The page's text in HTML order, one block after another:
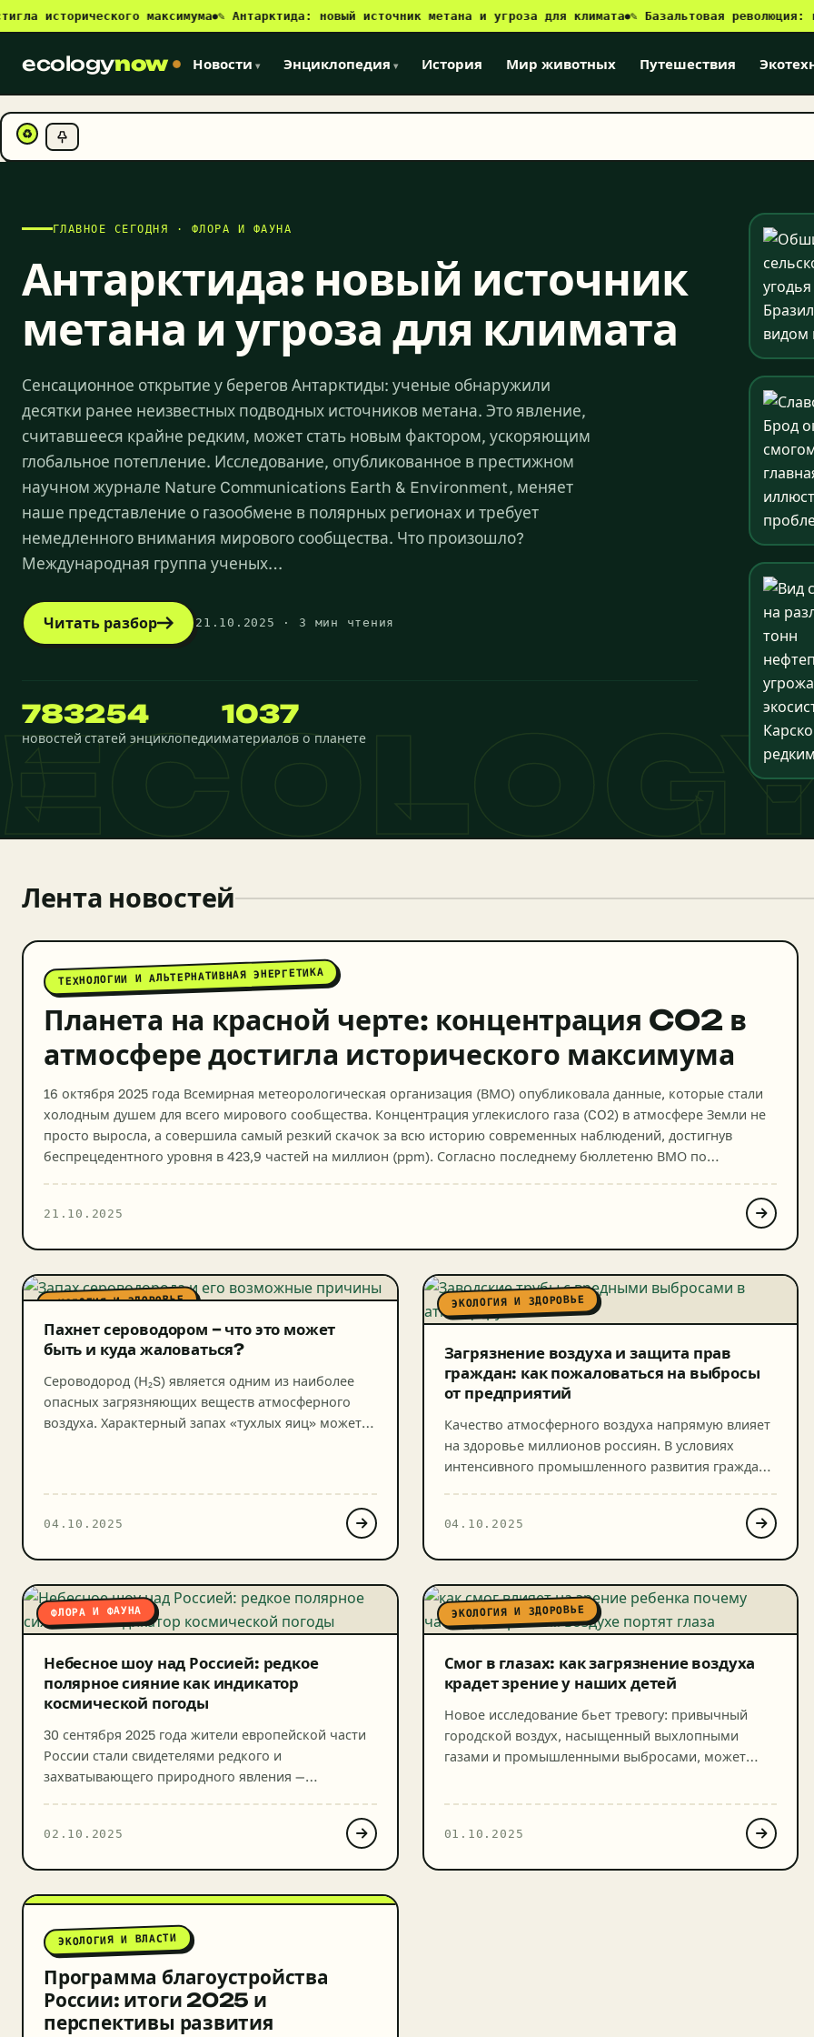
максимума●✎ Антарктида: новый источник метана и угроза для климата●✎ Базальтовая революция: как
ecologynow Новости ▾ Энциклопедия ▾ История Мир животных Путешествия
♻
ГЛАВНОЕ СЕГОДНЯ · ФЛОРА И ФАУНА
Антарктида: новый источник
метана и угроза для климата
Сенсационное открытие у берегов Антарктиды: ученые обнаружили
десятки ранее неизвестных подводных источников метана. Это явление,
считавшееся крайне редким, может стать новым фактором, ускоряющим
глобальное потепление. Исследование, опубликованное в престижном
научном журнале Nature Communications Earth & Environment, меняет
наше представление о газообмене в полярных регионах и требует
немедленного внимания мирового сообщества. Что произошло?
Международная группа ученых…
Читать разбор 21.10.2025 · 3 мин чтения
783
новостей
254
статей энциклопедии
1037
материалов о планете
Лента новостей
ТЕХНОЛОГИИ И АЛЬТЕРНАТИВНАЯ ЭНЕРГЕТИКА
Планета на красной черте: концентрация CO2 в
атмосфере достигла исторического максимума
16 октября 2025 года Всемирная метеорологическая организация (ВМО) опубликовала данные, которые стали
холодным душем для всего мирового сообщества. Концентрация углекислого газа (CO2) в атмосфере Земли не
просто выросла, а совершила самый резкий скачок за всю историю современных наблюдений, достигнув
беспрецедентного уровня в 423,9 частей на миллион (ppm). Согласно последнему бюллетеню ВМО по
21.10.2025
ЭКОЛОГИЯ И ЗДОРОВЬЕ
Пахнет сероводором – что это может
быть и куда жаловаться?
Сероводород (H₂S) является одним из наиболее
опасных загрязняющих веществ атмосферного
воздуха. Характерный запах «тухлых яиц» может
внимание властей к этому, подав жалобу или
сероводорода и эффективно […]
04.10.2025
ЭКОЛОГИЯ И ЗДОРОВЬЕ
Загрязнение воздуха и защита прав
граждан: как пожаловаться на выбросы
от предприятий
Качество атмосферного воздуха напрямую влияет
на здоровье миллионов россиян. В условиях
интенсивного промышленного развития граждане
промышленных предприятий. Знание своих
человека. Мы подготовили материал, которые
подскажет как, куда и на что можно пожаловаться
при загрязнении […]
04.10.2025
ФЛОРА И ФАУНА
Небесное шоу над Россией: редкое
полярное сияние как индикатор
космической погоды
30 сентября 2025 года жители европейской части
России стали свидетелями редкого и
захватывающего природного явления —
незабываемые впечатления тем, кому
напоминание о сложных процессах,
происходящих в космосе и влияющих на нашу […]
02.10.2025
ЭКОЛОГИЯ И ЗДОРОВЬЕ
Смог в глазах: как загрязнение воздуха
крадет зрение у наших детей
Новое исследование бьет тревогу: привычный
городской воздух, насыщенный выхлопными
газами и промышленными выбросами, может
веществ и прогрессирующей близорукостью у
01.10.2025
ЭКОЛОГИЯ И ВЛАСТИ
Программа благоустройства
России: итоги 2025 и
перспективы развития